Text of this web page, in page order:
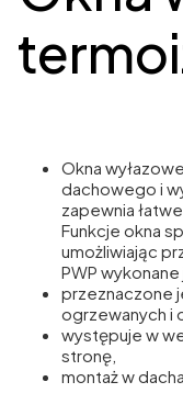
Okna
dachowego i
zapewnia
Funkcje okna
umożliwiając
PWP
przeznaczone
ogrzewanych i
występuje w
stronę,
montaż w